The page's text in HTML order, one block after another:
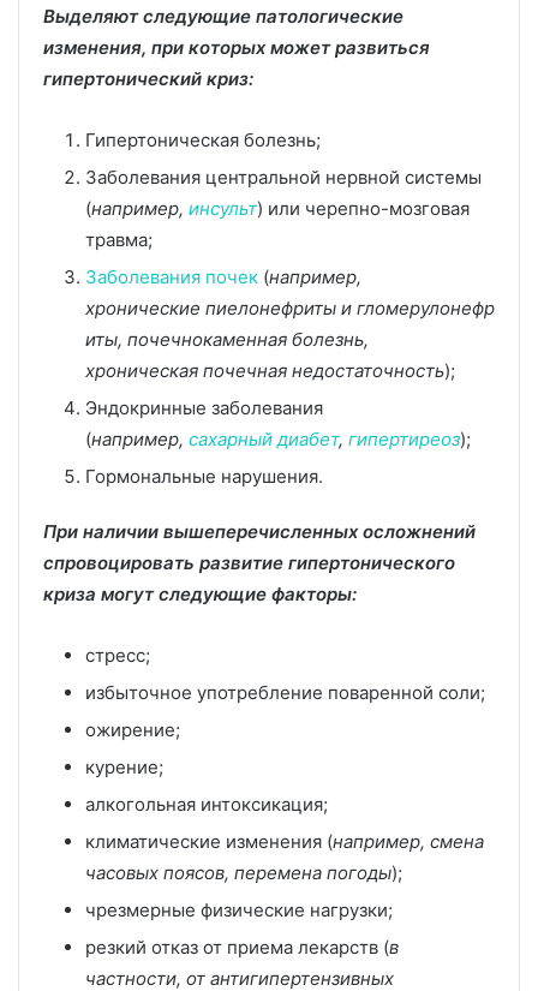
Выделяют следующие патологические
изменения, при которых может развиться
гипертонический криз:
Гипертоническая болезнь;
Заболевания центральной нервной системы
(например, инсульт) или черепно-мозговая
травма;
Заболевания почек (например,
хронические пиелонефриты и гломерулонефр
иты, почечнокаменная болезнь,
хроническая почечная недостаточность);
Эндокринные заболевания
(например, сахарный диабет, гипертиреоз);
Гормональные нарушения.
При наличии вышеперечисленных осложнений
спровоцировать развитие гипертонического
криза могут следующие факторы:
стресс;
избыточное употребление поваренной соли;
ожирение;
курение;
алкогольная интоксикация;
климатические изменения (например, смена
часовых поясов, перемена погоды);
чрезмерные физические нагрузки;
резкий отказ от приема лекарств (в
частности, от антигипертензивных